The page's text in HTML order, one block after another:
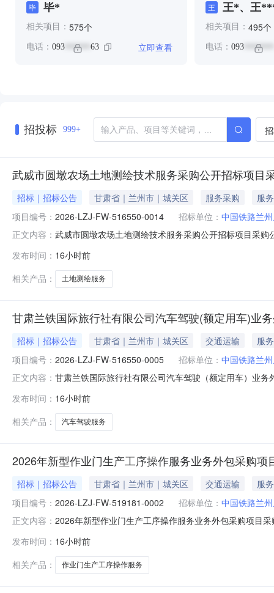
毕 毕*
相关项目： 575个
电话： 093 ****** 63 立即查看
王
王*、王
相关项目： 495个
电话： 093*******
招投标 999+
武威市圆墩农场土地测绘技术服务采购公开招标项目
招标｜招标公告 甘肃省｜兰州市｜城关区 服务采购
服务
项目编号： 2026-LZJ-FW-516550-0014 招标单位： 中国铁路兰
正文内容： 武威市圆墩农场土地测绘技术服务采购公开招标项目采
限公司，招标项目资金来自铁旅办函〔2026〕12号。该
保证金（元）服务期限
发布时间： 16小时前
相关产品：
土地测绘服务
甘肃兰铁国际旅行社有限公司汽车驾驶(额定用车)业
招标｜招标公告 甘肃省｜兰州市｜城关区 交通运输
服务
项目编号： 2026-LZJ-FW-516550-0005 招标单位： 中国铁路兰
正文内容： 甘肃兰铁国际旅行社有限公司汽车驾驶（额定用车）业
公开招标项目，招标人为兰州局集团公司甘肃兰铁国际
范围包件号包件名称计
发布时间： 16小时前
相关产品：
汽车驾驶服务
2026年新型作业门生产工序操作服务业务外包采购项
招标｜招标公告 甘肃省｜兰州市｜城关区 交通运输
服务
项目编号： 2026-LZJ-FW-519181-0002 招标单位： 中国铁路兰
正文内容： 2026年新型作业门生产工序操作服务业务外包采购项目
路器材有限公司，招标项目资金来自自筹。该项目已具
（元）服务期限
发布时间： 16小时前
相关产品：
作业门生产工序操作服务